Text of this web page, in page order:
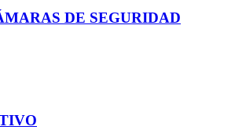
DE SEGURIDAD